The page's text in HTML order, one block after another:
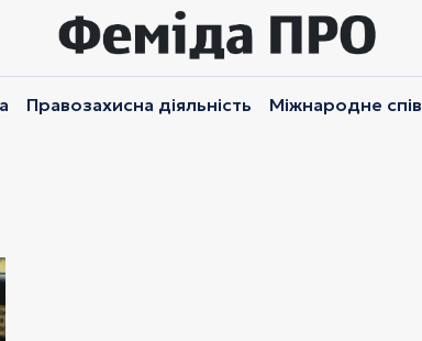
Правозахисна діяльність Міжнародне